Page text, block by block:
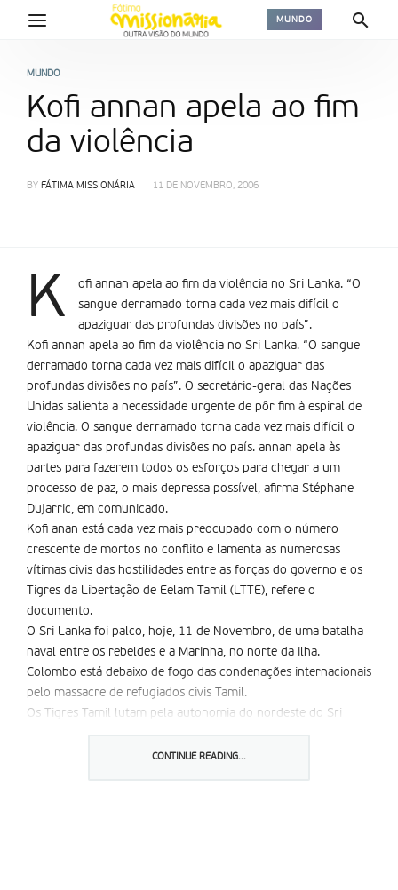
MUNDO
MUNDO
Kofi annan apela ao fim
da violência
BY FÁTIMA MISSIONÁRIA 11 DE NOVEMBRO, 2006
K
ofi annan apela ao fim da violência no Sri Lanka. “O
sangue derramado torna cada vez mais difícil o
apaziguar das profundas divisões no país”.
Kofi annan apela ao fim da violência no Sri Lanka. “O sangue
derramado torna cada vez mais difícil o apaziguar das
profundas divisões no país”. O secretário-geral das Nações
Unidas salienta a necessidade urgente de pôr fim à espiral de
violência. O sangue derramado torna cada vez mais difícil o
apaziguar das profundas divisões no país. annan apela às
partes para fazerem todos os esforços para chegar a um
processo de paz, o mais depressa possível, afirma Stéphane
Dujarric, em comunicado.
Kofi anan está cada vez mais preocupado com o número
crescente de mortos no conflito e lamenta as numerosas
vítimas civis das hostilidades entre as forças do governo e os
Tigres da Libertação de Eelam Tamil (LTTE), refere o
documento.
O Sri Lanka foi palco, hoje, 11 de Novembro, de uma batalha
naval entre os rebeldes e a Marinha, no norte da ilha.
Colombo está debaixo de fogo das condenações internacionais
pelo massacre de refugiados civis Tamil.
Os Tigres Tamil lutam pela autonomia do nordeste do Sri
CONTINUE READING...